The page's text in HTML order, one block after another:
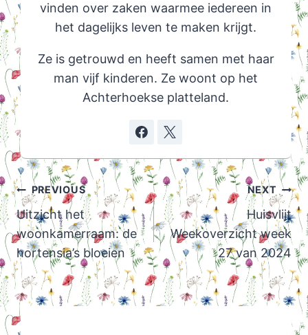
vinden over zaken waarmee iedereen in
het dagelijks leven te maken krijgt.
Ze is getrouwd en heeft samen met haar
man vijf kinderen. Ze woont op het
Achterhoekse platteland.
Post
navigation
PREVIOUS
Uitzicht het
woonkamerraam: de
hortensia’s bloeien
NEXT
Huisvlijt
Weekoverzicht week
27 van 2024